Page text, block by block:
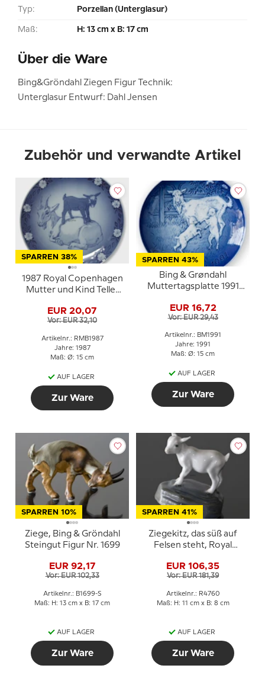
Typ: Porzellan (Unterglasur)
Maß: H: 13 cm x B: 17 cm
Über die Ware
Bing&Gröndahl Ziegen Figur Technik:
Unterglasur Entwurf: Dahl Jensen
Zubehör und verwandte Artikel
SPARREN 38%
1987 Royal Copenhagen
Mutter und Kind Teller
EUR 20,07
Vor: EUR 32,10
Artikelnr.: RMB1987
Jahre: 1987
Maß: Ø: 15 cm
AUF LAGER
Zur Ware
SPARREN 43%
Bing & Grøndahl
Muttertagsplatte 1991
EUR 16,72
Vor: EUR 29,43
Artikelnr.: BM1991
Jahre: 1991
Maß: Ø: 15 cm
AUF LAGER
Zur Ware
SPARREN 10%
Ziege, Bing & Gröndahl
Steingut Figur Nr. 1699
EUR 92,17
Vor: EUR 102,33
Artikelnr.: B1699-S
Maß: H: 13 cm x B: 17 cm
AUF LAGER
Zur Ware
SPARREN 41%
Ziegekitz, das süß auf
Felsen steht, Royal
4760
EUR 106,35
Vor: EUR 181,39
Artikelnr.: R4760
Maß: H: 11 cm x B: 8 cm
AUF LAGER
Zur Ware